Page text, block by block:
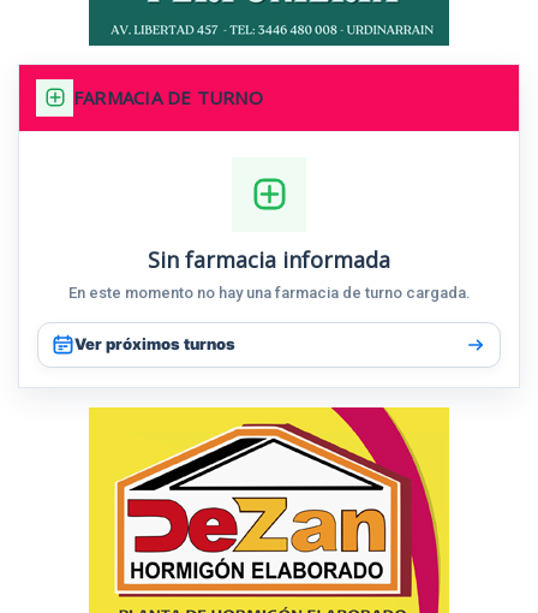
FARMACIA DE TURNO
Sin farmacia informada
En este momento no hay una farmacia de turno cargada.
Ver próximos turnos